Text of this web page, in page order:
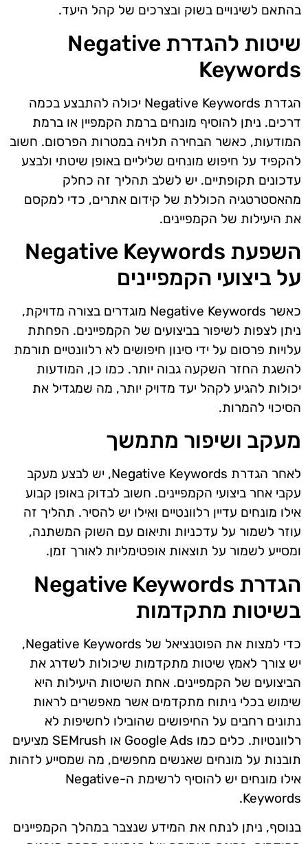
בהתאם לשינויים בשוק ובצרכים של קהל היעד.
שיטות להגדרת Negative
Keywords
הגדרת Negative Keywords יכולה להתבצע בכמה
דרכים. ניתן להוסיף מונחים ברמת הקמפיין או ברמת
המודעות, כאשר הבחירה תלויה במטרות הפרסום. חשוב
להקפיד על חיפוש מונחים שליליים באופן שיטתי ולבצע
עדכונים תקופתיים. יש לשלב תהליך זה כחלק
מהאסטרטגיה הכוללת של קידום אתרים, כדי למקסם
את היעילות של הקמפיינים.
השפעת Negative Keywords
על ביצועי הקמפיינים
כאשר Negative Keywords מוגדרים בצורה מדויקת,
ניתן לצפות לשיפור בביצועים של הקמפיינים. הפחתת
עלויות פרסום על ידי סינון חיפושים לא רלוונטיים תורמת
להשגת החזר השקעה גבוה יותר. כמו כן, המודעות
יכולות להגיע לקהל יעד מדויק יותר, מה שמגדיל את
הסיכוי להמרות.
מעקב ושיפור מתמשך
לאחר הגדרת Negative Keywords, יש לבצע מעקב
עקבי אחר ביצועי הקמפיינים. חשוב לבדוק באופן קבוע
אילו מונחים עדיין רלוונטיים ואילו יש להסיר. תהליך זה
עוזר לשמור על עדכניות ותיאום עם השוק המשתנה,
ומסייע לשמור על תוצאות אופטימליות לאורך זמן.
הגדרת Negative Keywords
בשיטות מתקדמות
כדי למצות את הפוטנציאל של Negative Keywords,
יש צורך לאמץ שיטות מתקדמות שיכולות לשדרג את
הביצועים של הקמפיינים. אחת השיטות היעילות היא
שימוש בכלי ניתוח מתקדמים אשר מאפשרים לראות
נתונים רחבים על החיפושים שהובילו לחשיפות לא
רלוונטיות. כלים כמו Google Ads או SEMrush מציעים
תובנות על מונחים שאנשים מחפשים, מה שמסייע לזהות
אילו מונחים יש להוסיף לרשימת ה-Negative
Keywords.
בנוסף, ניתן לנתח את המידע שנצבר במהלך הקמפיינים